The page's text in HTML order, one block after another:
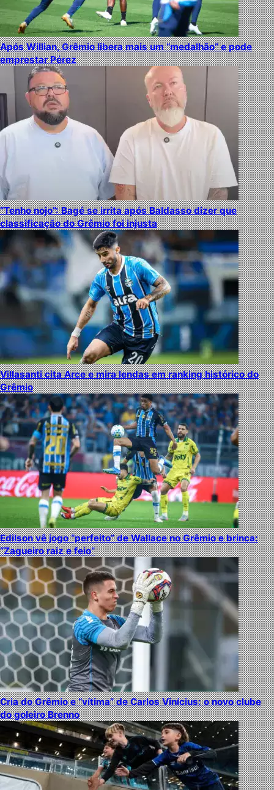
Após Willian, Grêmio libera mais um “medalhão” e pode
emprestar Pérez
“Tenho nojo”: Bagé se irrita após Baldasso dizer que
classificação do Grêmio foi injusta
Villasanti cita Arce e mira lendas em ranking histórico do
Grêmio
Edilson vê jogo “perfeito” de Wallace no Grêmio e brinca:
“Zagueiro raiz e feio”
Cria do Grêmio e “vítima” de Carlos Vinícius: o novo clube
do goleiro Brenno